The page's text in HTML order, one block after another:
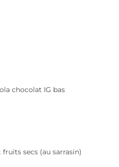
chocolat IG bas
secs (au sarrasin)